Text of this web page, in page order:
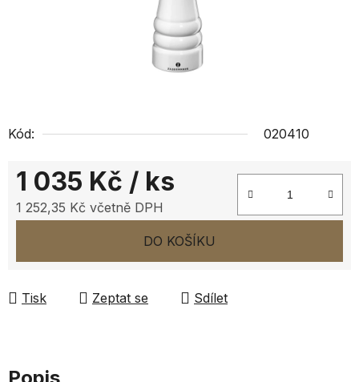
Kód: 020410
1 035 Kč / ks
1 252,35 Kč včetně DPH
DO KOŠÍKU
Tisk Zeptat se Sdílet
Popis